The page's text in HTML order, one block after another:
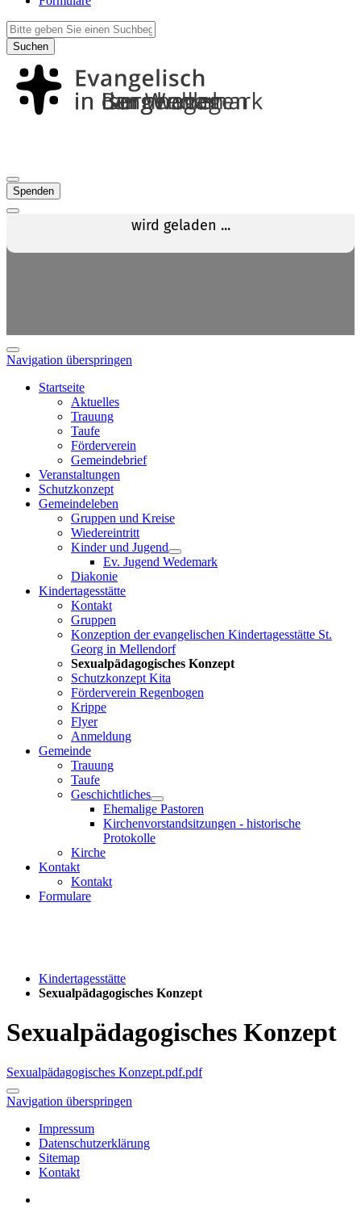
Suchen
Spenden
Navigation überspringen
Startseite
Aktuelles
Trauung
Taufe
Förderverein
Gemeindebrief
Veranstaltungen
Schutzkonzept
Gemeindeleben
Gruppen und Kreise
Wiedereintritt
Kinder und Jugend
Ev. Jugend Wedemark
Diakonie
Kindertagesstätte
Kontakt
Gruppen
Konzeption der evangelischen Kindertagesstätte St.
Georg in Mellendorf
Sexualpädagogisches Konzept
Schutzkonzept Kita
Förderverein Regenbogen
Krippe
Flyer
Anmeldung
Gemeinde
Trauung
Taufe
Geschichtliches
Ehemalige Pastoren
Kirchenvorstandsitzungen - historische
Protokolle
Kirche
Kontakt
Kontakt
Formulare
Kindertagesstätte
Sexualpädagogisches Konzept
Sexualpädagogisches Konzept
Sexualpädagogisches Konzept.pdf.pdf
Navigation überspringen
Impressum
Datenschutzerklärung
Sitemap
Kontakt